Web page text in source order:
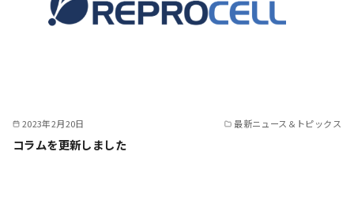
2023年2月20日 最新ニュース＆トピックス
コラムを更新しました